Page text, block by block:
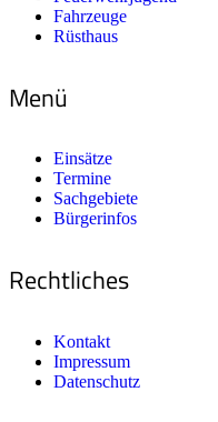
Fahrzeuge
Rüsthaus
Menü
Einsätze
Termine
Sachgebiete
Bürgerinfos
Rechtliches
Kontakt
Impressum
Datenschutz